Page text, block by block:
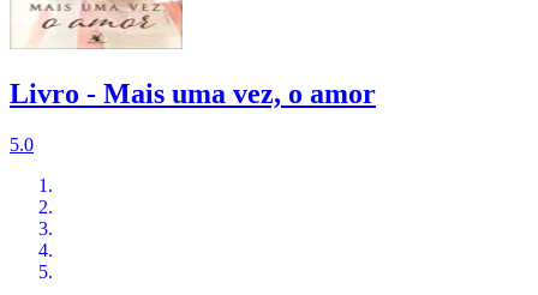
Livro - Mais uma vez, o amor
5.0